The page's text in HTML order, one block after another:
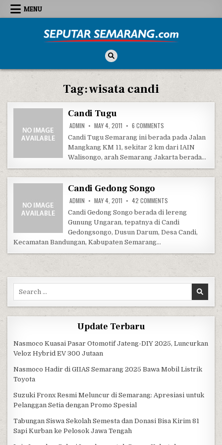
Skip to content
MENU
Tag:wisata candi
Candi Tugu
ADMIN MAY 4, 2011 6 COMMENTS
Candi Tugu Semarang ini berada pada Jalan
Mangkang KM 11, sekitar 2 km dari IAIN
Walisongo, arah Semarang Jakarta berada…
Candi Gedong Songo
ADMIN MAY 4, 2011 42 COMMENTS
Candi Gedong Songo berada di lereng
Gunung Ungaran, tepatnya di Candi
Gedongsongo, Dusun Darum, Desa Candi,
Kecamatan Bandungan, Kabupaten Semarang…
Search for:
Update Terbaru
Nasmoco Kuasai Pasar Otomotif Jateng-DIY 2025, Luncurkan
Veloz Hybrid EV 300 Jutaan
Nasmoco Hadir di GIIAS Semarang 2025 Bawa Mobil Listrik
Toyota
Suzuki Fronx Resmi Meluncur di Semarang: Apresiasi untuk
Pelanggan Setia dengan Promo Spesial
Tabungan Siswa Sekolah Semesta dan Donasi Bisa Kirim 81
Sapi Kurban ke Pelosok Jawa Tengah